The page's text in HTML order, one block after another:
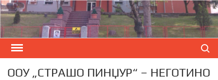
Skip
to
content
ООУ „СТРАШО ПИНЏУР“ – НЕГОТИНО